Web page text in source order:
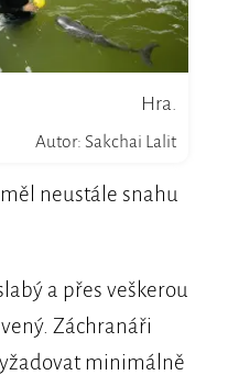
Hra.
Autor: Sakchai Lalit
neustále snahu
a přes veškerou
Záchranáři
minimálně